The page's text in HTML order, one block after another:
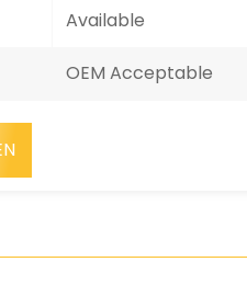
Available
OEM Acceptable